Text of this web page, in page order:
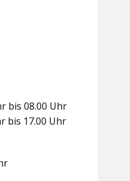
bis 08.00 Uhr
bis 17.00 Uhr